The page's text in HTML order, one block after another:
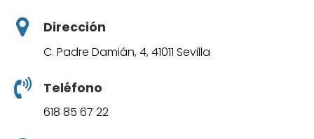
Dirección
C. Padre Damián, 4, 41011 Sevilla
Teléfono
618 85 67 22